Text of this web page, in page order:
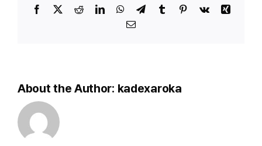
개발책임자
‘이운동’
Facebook
X RedditLinkedInWhatsApp
TelegramTumblrPinterest
Vk
Xing
Email
About the Author: kadexaroka